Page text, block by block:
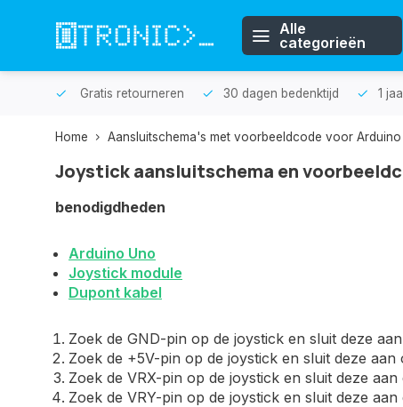
Alle
categorieën
Gratis retourneren 30 dagen bedenktijd 1
Home Aansluitschema's met voorbeeldcode voor Arduino
Joystick aansluitschema en
benodigdheden
Arduino Uno
Joystick module
Dupont kabel
Zoek de GND-pin op de joystick en sluit deze
Zoek de +5V-pin op de joystick en sluit deze
Zoek de VRX-pin op de joystick en sluit deze
Zoek de VRY-pin op de joystick en sluit deze